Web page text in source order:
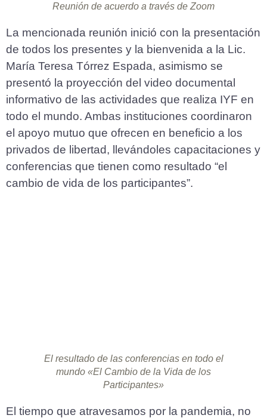
Reunión de acuerdo a través de Zoom
La mencionada reunión inició con la presentación
de todos los presentes y la bienvenida a la Lic.
María Teresa Tórrez Espada, asimismo se
presentó la proyección del video documental
informativo de las actividades que realiza IYF en
todo el mundo. Ambas instituciones coordinaron
el apoyo mutuo que ofrecen en beneficio a los
privados de libertad, llevándoles capacitaciones y
conferencias que tienen como resultado “el
cambio de vida de los participantes”.
El resultado de las conferencias en todo el
mundo «El Cambio de la Vida de los
Participantes»
El tiempo que atravesamos por la pandemia, no